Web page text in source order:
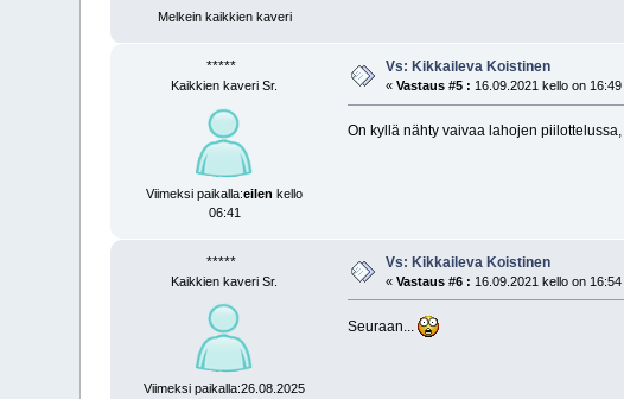
Melkein kaikkien kaveri
*****
Kaikkien kaveri Sr.
Viimeksi paikalla:eilen kello
06:41
Vs: Kikkaileva Koistinen
«Vastaus #5 : 16.09.2021 kello on 16:49
On kyllä nähty vaivaa lahojen
*****
Kaikkien kaveri Sr.
Viimeksi paikalla:26.08.2025
Vs: Kikkaileva Koistinen
«Vastaus #6 : 16.09.2021 kello on 16:54
Seuraan...